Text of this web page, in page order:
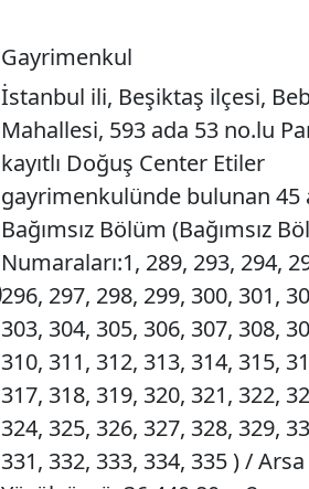
Gayrimenkul
İstanbul ili, Beşiktaş ilçesi,
Mahallesi, 593 ada 53 no.lu
kayıtlı Doğuş Center Etiler
gayrimenkulünde bulunan 45
Bağımsız Bölüm (Bağımsız
Numaraları:1, 289, 293, 294,
296, 297, 298, 299, 300, 301,
303, 304, 305, 306, 307, 308,
310, 311, 312, 313, 314, 315,
317, 318, 319, 320, 321, 322,
324, 325, 326, 327, 328, 329,
331, 332, 333, 334, 335 ) / Arsa